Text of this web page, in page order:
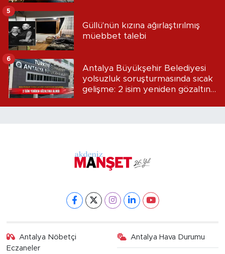
Güllü'nün kızına ağırlaştırılmış
müebbet talebi
5
Antalya Büyükşehir Belediyesi
yolsuzluk soruşturmasında sıcak
gelişme: 2 isim yeniden gözaltına
6
Antalya Nöbetçi
Eczaneler
Antalya Hava Durumu